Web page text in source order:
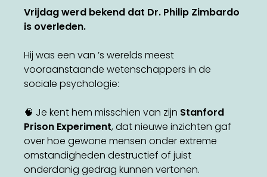
Vrijdag werd bekend dat Dr. Philip Zimbardo
is overleden.
Hij was een van ’s werelds meest
vooraanstaande wetenschappers in de
sociale psychologie:
🧠 Je kent hem misschien van zijn Stanford
Prison Experiment, dat nieuwe inzichten gaf
over hoe gewone mensen onder extreme
omstandigheden destructief of juist
onderdanig gedrag kunnen vertonen.